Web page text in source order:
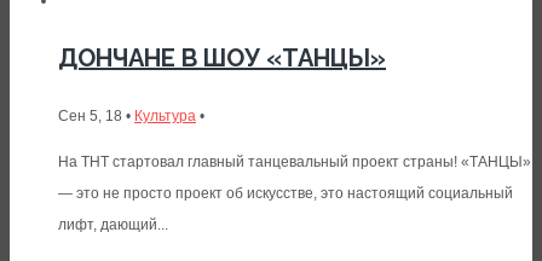
ДОНЧАНЕ В ШОУ «ТАНЦЫ»
Сен 5, 18 • Культура •
На ТНТ стартовал главный танцевальный проект страны! «ТАНЦЫ»
— это не просто проект об искусстве, это настоящий социальный
лифт, дающий...